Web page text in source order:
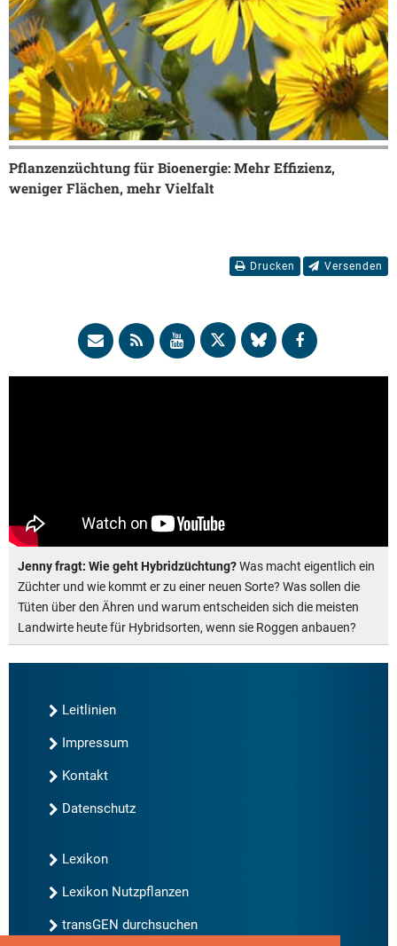
Pflanzenzüchtung für Bioenergie: Mehr Effizienz,
weniger Flächen, mehr Vielfalt
Drucken Versenden
Jenny fragt: Wie geht Hybridzüchtung?Was macht eigentlich ein
Züchter und wie kommt er zu einer neuen Sorte? Was sollen die
Tüten über den Ähren und warum entscheiden sich die meisten
Landwirte heute für Hybridsorten, wenn sie Roggen anbauen?
Leitlinien
Impressum
Kontakt
Datenschutz
Lexikon
Lexikon Nutzpflanzen
transGEN durchsuchen